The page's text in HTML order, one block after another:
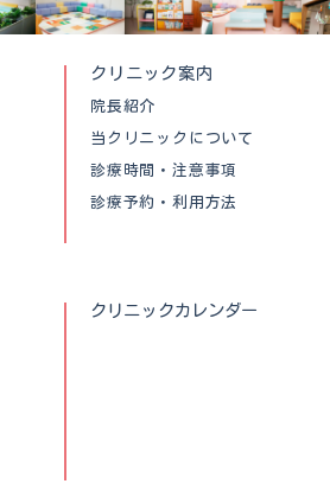
クリニック案内
院長紹介
当クリニックについて
診療時間・注意事項
診療予約・利用方法
クリニックカレンダー